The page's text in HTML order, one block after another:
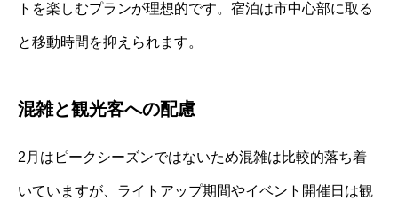
トを楽しむプランが理想的です。宿泊は市中心部に取る
と移動時間を抑えられます。
混雑と観光客への配慮
2月はピークシーズンではないため混雑は比較的落ち着
いていますが、ライトアップ期間やイベント開催日は観